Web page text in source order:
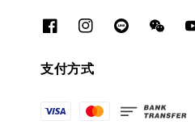
支付方式